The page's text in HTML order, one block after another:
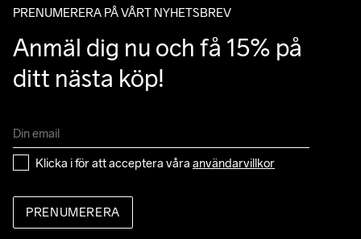
PRENUMERERA PÅ VÅRT NYHETSBREV
Anmäl dig nu och få 15% på
ditt nästa köp!
Klicka i för att acceptera våra användarvillkor
PRENUMERERA